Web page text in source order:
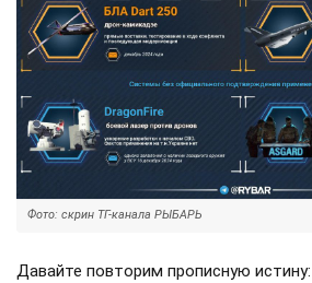
Фото: скрин ТГ-канала РЫБАРЬ
Давайте повторим прописную